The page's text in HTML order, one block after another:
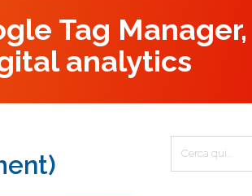
Tag Manager,
analytics